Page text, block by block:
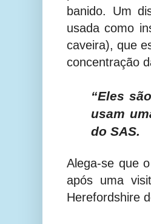
banido. Um
usada como
caveira), que
concentração
“Eles
usam
do SAS.
Alega-se que
após uma
Herefordshire